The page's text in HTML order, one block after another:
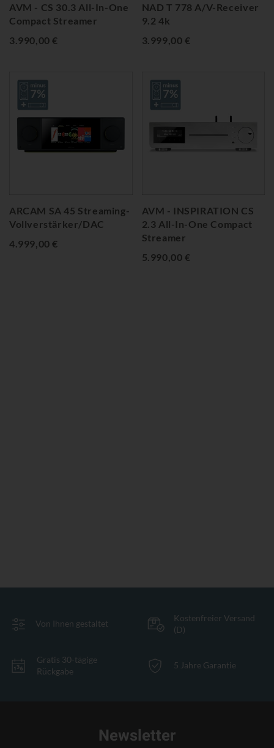
AVM - CS 30.3 All-In-One
Compact Streamer
3.990,00 €
NAD T 778 A/V-Receiver
9.2 4k
3.999,00 €
ARCAM SA 45 Streaming-
Vollverstärker/DAC
4.999,00 €
AVM - INSPIRATION CS
2.3 All-In-One Compact
Streamer
5.990,00 €
Von Ihnen gestaltet
Kostenfreier Versand
(D)
Gratis 30-tägige
Rückgabe
5 Jahre Garantie
Newsletter